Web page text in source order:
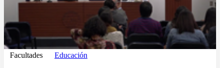
Facultades Educación